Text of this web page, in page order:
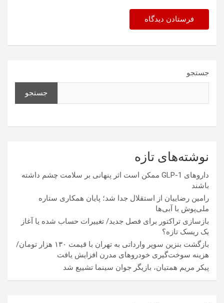
جستجو
جستجو
نوشته‌های تازه
داروهای GLP-1 ممکن است اثر پنهانی بر سلامت چشم داشته
باشند
رامین رضاییان از استقلال جدا شد؛ پایان همکاری ستاره
ملی‌پوش با آبی‌ها
بازسازی تراکتور برای فصل جدید/ تغییرات حساب شده یا آغاز
یک ریسک تازه؟
بازگشت بنزین سوپر وارداتی به تهران با قیمت ۱۳۰ هزار تومان/
هزینه سوخت‌گیری خودرو‌های مدرن افزایش یافت
پیکر مریم همتیان، بازیگر جوان سینما تشییع شد